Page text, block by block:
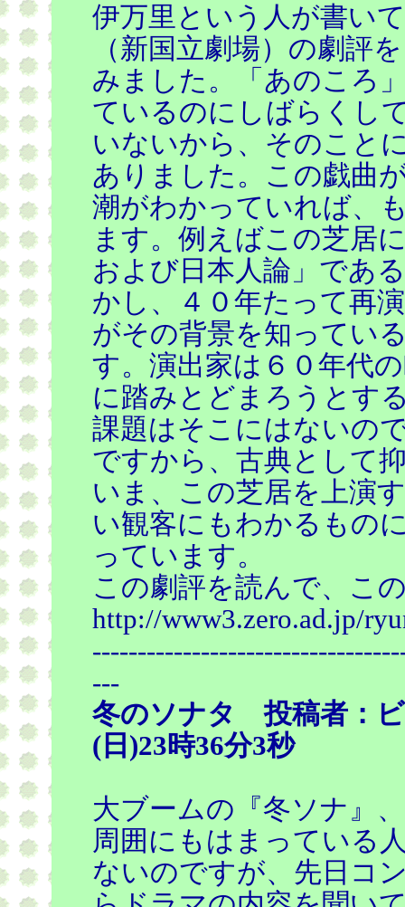
伊万里という人が書い
（新国立劇場）の劇評
みました。「あのころ
ているのにしばらくし
いないから、そのこと
ありました。この戯曲
潮がわかっていれば、
ます。例えばこの芝居
および日本人論」であ
かし、４０年たって再
がその背景を知ってい
す。演出家は６０年代
に踏みとどまろうとす
課題はそこにはないの
ですから、古典として
いま、この芝居を上演
い観客にもわかるもの
っています。
この劇評を読んで、こ
http://www3.zero.ad.jp/
---
冬のソナタ 投稿者：
(日)23時36分3秒
大ブームの『冬ソナ』
周囲にもはまっている
ないのですが、先日コ